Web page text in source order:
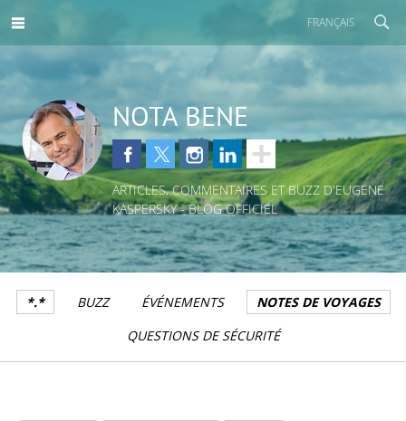
FRANÇAIS
NOTA BENE
ARTICLES, COMMENTAIRES ET BUZZ D'EUGENE
KASPERSKY - BLOG OFFICIEL
*.* BUZZ ÉVÉNEMENTS
NOTES DE VOYAGES
QUESTIONS DE SÉCURITÉ